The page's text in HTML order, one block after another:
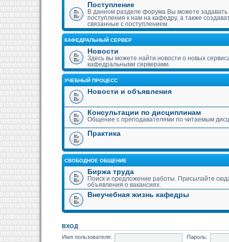
Поступление
В данном разделе форума Вы можете
поступления к нам на кафедру, а также
связанные с поступлением.
КАФЕДРАЛЬНЫЙ СЕРВЕР
Новости
Здесь вы можете найти новости о новых
кафедральными серверами.
УЧЕБНЫЙ ПРОЦЕСС
Новости и объявления
Консультации по дисциплинам
Общение с преподавателями по читаемым
Практика
СВОБОДНОЕ ОБЩЕНИЕ
Биржа труда
Поиск и предложение работы. Присылайте
объявления о вакансиях.
Внеучебная жизнь кафедры
ВХОД
Имя пользователя:
Пароль: